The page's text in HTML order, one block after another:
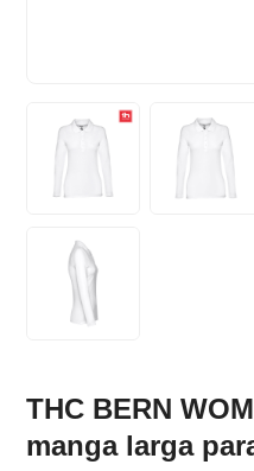
THC BERN
manga larga